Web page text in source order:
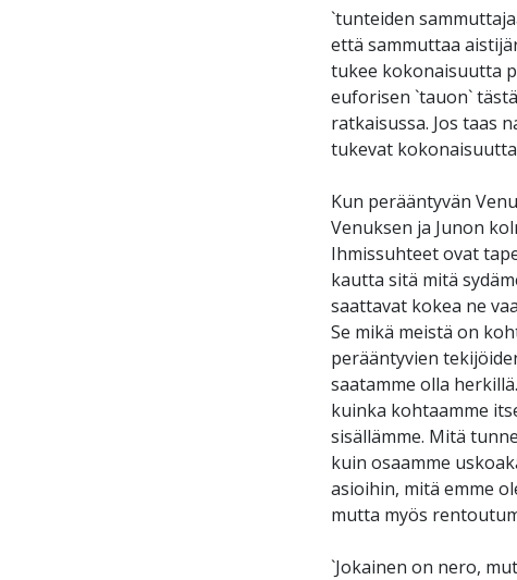
`tunteiden
että sammuttaa
tukee kokonaisuutta
euforisen `tauon`
ratkaisussa. Jos taas
tukevat
Kun perääntyvän
Venuksen ja Junon
Ihmissuhteet ovat
kautta sitä mitä
saattavat kokea ne
Se mikä meistä on
perääntyvien
saatamme olla
kuinka kohtaamme
sisällämme. Mitä
kuin osaamme
asioihin, mitä emme
mutta myös
`Jokainen on nero,